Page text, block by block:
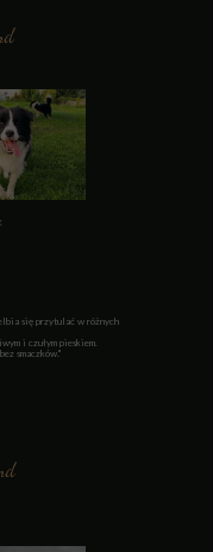
się przytulać w różnych
i czułym pieskiem.
smaczków."